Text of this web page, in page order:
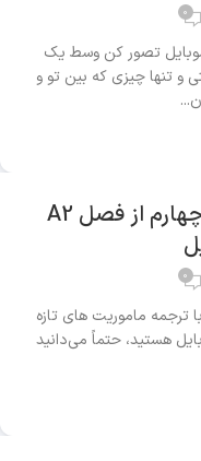
0
تصور کن وسط یک
تنها چیزی که بین تو و
ترجمه ماموریت های هفته چهارم از فصل A2
0
ماموریت های تازه
هستید، حتماً می‌دانید